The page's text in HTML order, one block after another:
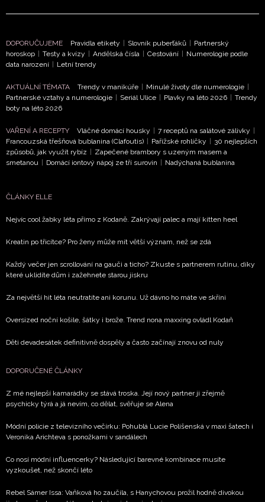
DOPORUČUJEME Pravidla etikety Slovník puberťáků
Partnerský
horoskop
Testy a kvízy Andělská čísla Cestování
Numerologie podle
data narození
Letní trendy
AKTUÁLNÍ TÉMATA Trendy v manikúře Minulé životy dle numerologie
Partnerské vztahy a numerologie
Seriál Ulice Plavky na léto 2026
Trendy
boty na léto 2026
VAŘENÍ A RECEPTY Vláčné domácí housky 7 receptů na salátové zálivky
Francouzská třešňová bublanina (Clafoutis)
Pařížské rohlíčky
30 nejlepších
způsobů, jak využít rybíz
Zapečené brambory s uzeným masem a
smetanou
Domácí iontový nápoj ze tří surovin Nadýchaná bublanina
ČLÁNKY ELLE
Nejvíc cool žabky léta přímo z Kodaně. Zakrývají palec a mají kitten heel
Kreatin po třicítce? Pro ženy může mít větší význam, než se zdá
Každý večer jen scrollování na gauči a ticho? Zkuste s partnerem rutinu, díky
které uklidíte dům i zažehnete starou jiskru
Za největší hit léta neutratíte ani korunu. Už dávno ho máte ve skříni
Oversized noční košile, šátky i brože. Trend nona maxxing ovládl Kodaň
Děti devadesátek definitivně dospěly a často začínají znovu od nuly
DOPORUČENÉ ČLÁNKY
Z mé nejlepší kamarádky se stává troska. Její nový partner ji zřejmě
psychicky týrá a já nevím, co dělat, svěřuje se Alena
Módní policie z televizního večírku: Pohublá Lucie Polišenská v maxi šatech i
Veronika Arichteva s ponožkami v sandálech
Co nosí módní influencerky? Následující barevné kombinace musíte
vyzkoušet, než skončí léto
Rebel Sámer Issa: Vaňková ho zaučila, s Hanychovou prožil hodně divokou